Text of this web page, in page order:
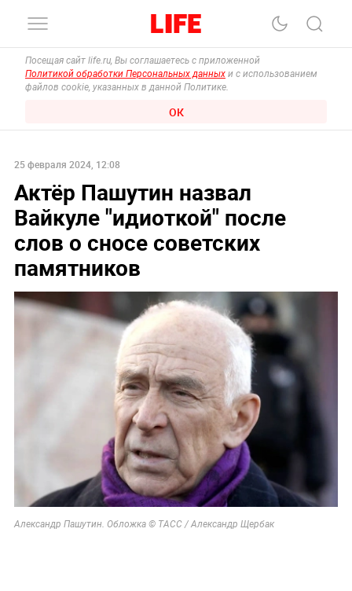
Посещая сайт life.ru, Вы соглашаетесь с приложенной
Политикой обработки Персональных данных и с использованием
файлов cookie, указанных в данной Политике.
ОК
25 февраля 2024, 12:08
Актёр Пашутин назвал
Вайкуле "идиоткой" после
слов о сносе советских
памятников
Александр Пашутин. Обложка © ТАСС / Александр Щербак